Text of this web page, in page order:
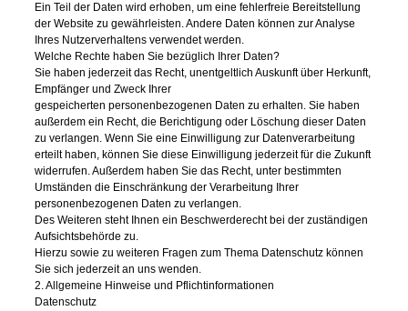
Ein Teil der Daten wird erhoben, um eine fehlerfreie Bereitstellung
der Website zu gewährleisten. Andere Daten können zur Analyse
Ihres Nutzerverhaltens verwendet werden.
Welche Rechte haben Sie bezüglich Ihrer Daten?
Sie haben jederzeit das Recht, unentgeltlich Auskunft über Herkunft,
Empfänger und Zweck Ihrer
gespeicherten personenbezogenen Daten zu erhalten. Sie haben
außerdem ein Recht, die Berichtigung oder Löschung dieser Daten
zu verlangen. Wenn Sie eine Einwilligung zur Datenverarbeitung
erteilt haben, können Sie diese Einwilligung jederzeit für die Zukunft
widerrufen. Außerdem haben Sie das Recht, unter bestimmten
Umständen die Einschränkung der Verarbeitung Ihrer
personenbezogenen Daten zu verlangen.
Des Weiteren steht Ihnen ein Beschwerderecht bei der zuständigen
Aufsichtsbehörde zu.
Hierzu sowie zu weiteren Fragen zum Thema Datenschutz können
Sie sich jederzeit an uns wenden.
2. Allgemeine Hinweise und Pflichtinformationen
Datenschutz